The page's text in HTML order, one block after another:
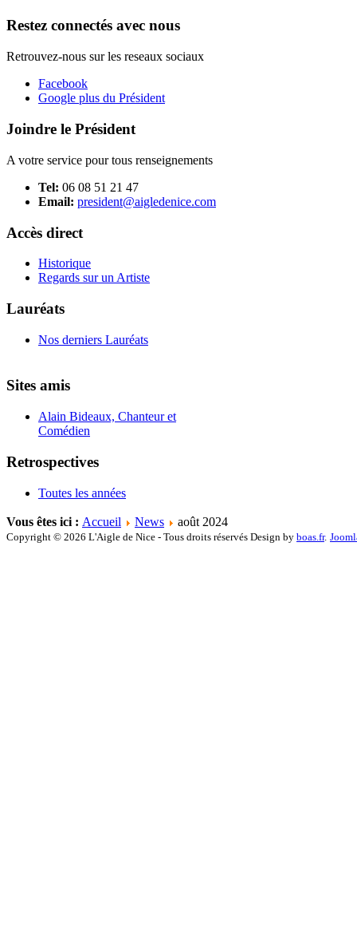
Restez connectés avec nous
Retrouvez-nous sur les reseaux sociaux
Facebook
Google plus du Président
Joindre le Président
A votre service pour tous renseignements
Tel: 06 08 51 21 47
Email: president@aigledenice.com
Accès direct
Historique
Regards sur un Artiste
Lauréats
Nos derniers Lauréats
Sites amis
Alain Bideaux, Chanteur et
Comédien
Retrospectives
Toutes les années
Vous êtes ici : Accueil News août 2024
Copyright © 2026 L'Aigle de Nice - Tous droits réservés Design by boas.fr.